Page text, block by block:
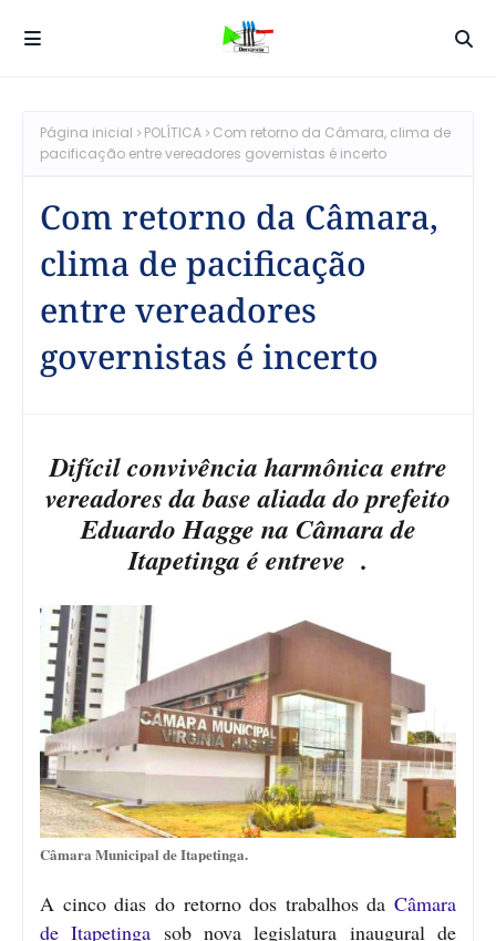
Página inicial POLÍTICA
Com retorno da Câmara, clima de
pacificação entre vereadores governistas é incerto
Com retorno da Câmara,
clima de pacificação
entre vereadores
governistas é incerto
Difícil convivência harmônica entre
vereadores da base aliada do prefeito
Eduardo Hagge na Câmara de
Itapetinga é entreve .
Câmara Municipal de Itapetinga.
A cinco dias do retorno dos trabalhos da Câmara
de Itapetinga sob nova legislatura inaugural de